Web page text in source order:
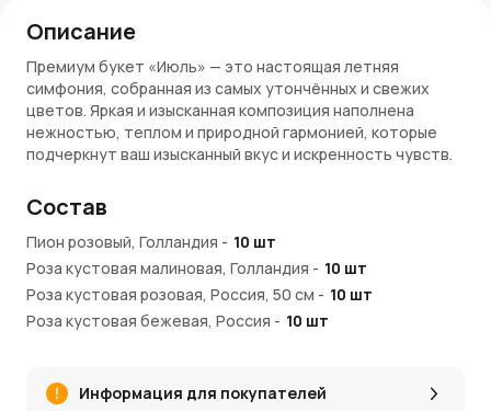
Описание
Премиум букет «Июль» — это настоящая летняя
симфония, собранная из самых утончённых и свежих
цветов. Яркая и изысканная композиция наполнена
нежностью, теплом и природной гармонией, которые
подчеркнут ваш изысканный вкус и искренность чувств.
славятся своей роскошной текстурой, ароматные
кустовые розы и эустомы в нежно-розовых и кремовых
тонах. Эти цветы символизируют утонченность,
романтику и элегантность. Дополнением служат свежая
Эмоции и стиль
Состав
Пион розовый, Голландия - 10 шт
Роза кустовая малиновая, Голландия - 10 шт
Роза кустовая розовая, Россия, 50 см - 10 шт
Роза кустовая бежевая, Россия - 10 шт
Эвкалипт-3шт
Информация для покупателей